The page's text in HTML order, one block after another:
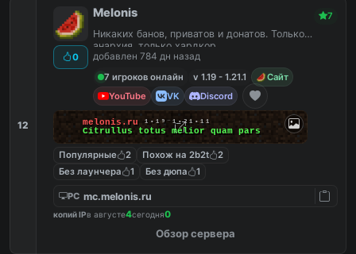
12
0
Melonis 7
Никаких банов, приватов и донатов. Только
анархия, только хардкор
добавлен 784 дн назад
7 игроков онлайн
v 1.19 - 1.21.1
Сайт
YouTube
VK Discord
melonis.ru ¹⋅¹⁹⁻ ¹⋅²¹⋅¹¹
Citrullus totus melior quam pars
Популярные 2 Похож на 2b2t
2
Без лаунчера
1 Без дюпа 1
PC mc.melonis.ru
копий IPв августе4сегодня0
Обзор сервера